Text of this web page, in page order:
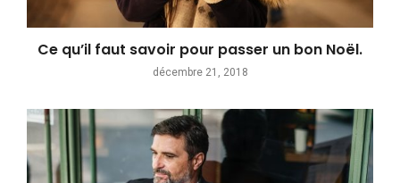
Ce qu’il faut savoir pour passer un bon Noël.
décembre 21, 2018